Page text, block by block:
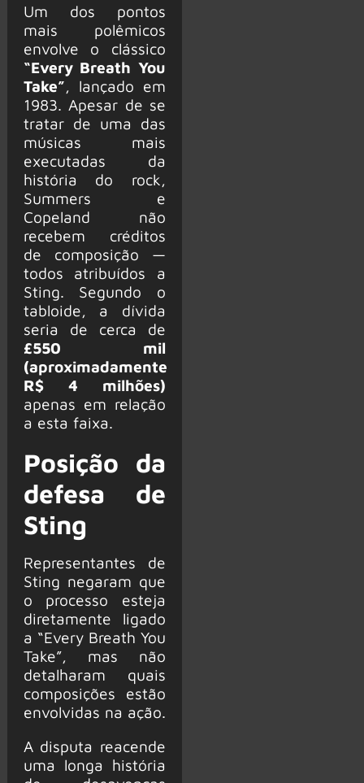
Um dos pontos
mais polêmicos
envolve o clássico
“Every Breath You
Take”, lançado em
1983. Apesar de se
tratar de uma das
músicas mais
executadas da
história do rock,
Summers e
Copeland não
recebem créditos
de composição —
todos atribuídos a
Sting. Segundo o
tabloide, a dívida
seria de cerca de
£550 mil
(aproximadamente
R$ 4 milhões)
apenas em relação
a esta faixa.
Posição da
defesa de
Sting
Representantes de
Sting negaram que
o processo esteja
diretamente ligado
a “Every Breath You
Take”, mas não
detalharam quais
composições estão
envolvidas na ação.
A disputa reacende
uma longa história